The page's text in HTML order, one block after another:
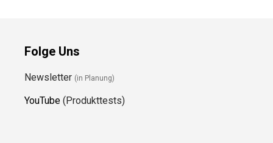
Folge Uns
Newsletter (in Planung)
YouTube (Produkttests)